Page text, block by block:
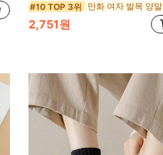
#10 TOP 3위 만화 여자 발목 양말
2,751원